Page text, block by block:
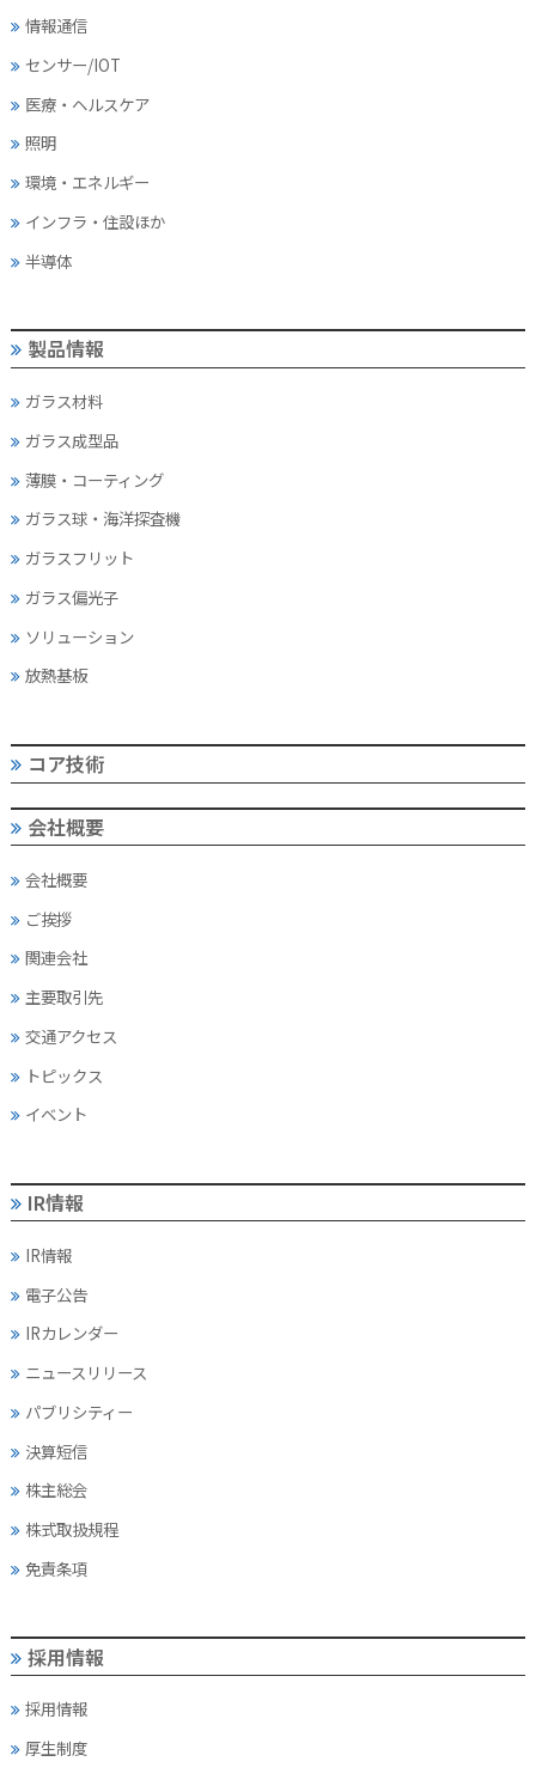
情報通信
センサー/IOT
医療・ヘルスケア
照明
環境・エネルギー
インフラ・住設ほか
半導体
製品情報
ガラス材料
ガラス成型品
薄膜・コーティング
ガラス球・海洋探査機
ガラスフリット
ガラス偏光子
ソリューション
放熱基板
コア技術
会社概要
会社概要
ご挨拶
関連会社
主要取引先
交通アクセス
トピックス
イベント
IR情報
IR情報
電子公告
IRカレンダー
ニュースリリース
パブリシティー
決算短信
株主総会
株式取扱規程
免責条項
採用情報
採用情報
厚生制度